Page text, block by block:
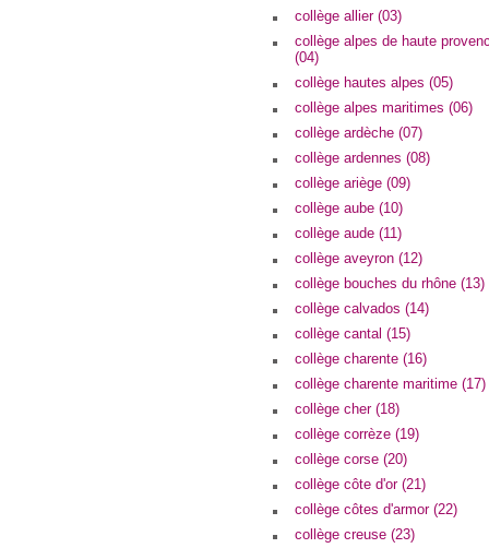
collège allier (03)
collège alpes de haute
(04)
collège hautes alpes (05)
collège alpes maritimes (06)
collège ardèche (07)
collège ardennes (08)
collège ariège (09)
collège aube (10)
collège aude (11)
collège aveyron (12)
collège bouches du rhône (13)
collège calvados (14)
collège cantal (15)
collège charente (16)
collège charente maritime (17)
collège cher (18)
collège corrèze (19)
collège corse (20)
collège côte d'or (21)
collège côtes d'armor (22)
collège creuse (23)